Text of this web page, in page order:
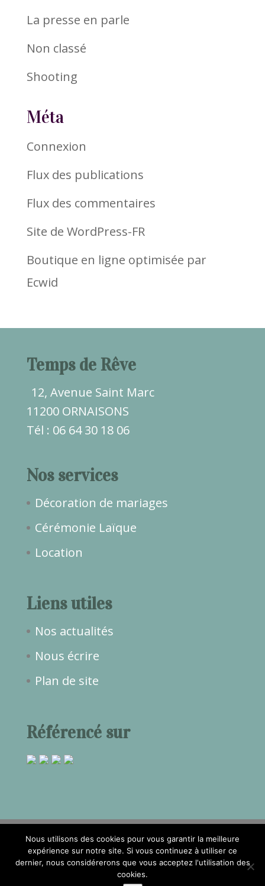
La presse en parle
Non classé
Shooting
Méta
Connexion
Flux des publications
Flux des commentaires
Site de WordPress-FR
Boutique en ligne optimisée par
Ecwid
Temps de Rêve
12, Avenue Saint Marc
11200 ORNAISONS
Tél : 06 64 30 18 06
Nos services
Décoration de mariages
Cérémonie Laïque
Location
Liens utiles
Nos actualités
Nous écrire
Plan de site
Référencé sur
2017©Temps de Rêve -Mentions
Nous utilisons des cookies pour vous garantir la meilleure
expérience sur notre site. Si vous continuez à utiliser ce
dernier, nous considérerons que vous acceptez l'utilisation des
cookies.